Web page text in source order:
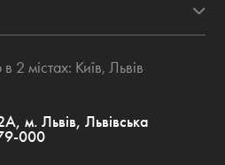
2 містах: Київ, Львів
м. Львів, Львівська
000